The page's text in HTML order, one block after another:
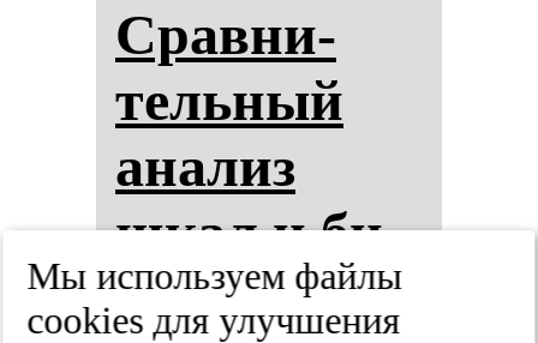
Срав­ни­
тель­ный
ана­лиз
шкал и би­
омар­ке­ров
Мы используем файлы
cооkies для улучшения